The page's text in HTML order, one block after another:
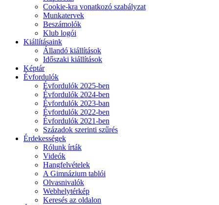
Cookie-kra vonatkozó szabályzat
Munkatervek
Beszámolók
Klub logói
Kiállításaink
Állandó kiállítások
Időszaki kiállítások
Képtár
Évfordulók
Évfordulók 2025-ben
Évfordulók 2024-ben
Évfordulók 2023-ban
Évfordulók 2022-ben
Évfordulók 2021-ben
Századok szerinti szűrés
Érdekességek
Rólunk írták
Videók
Hangfelvételek
A Gimnázium tablói
Olvasnivalók
Webhelytérkép
Keresés az oldalon